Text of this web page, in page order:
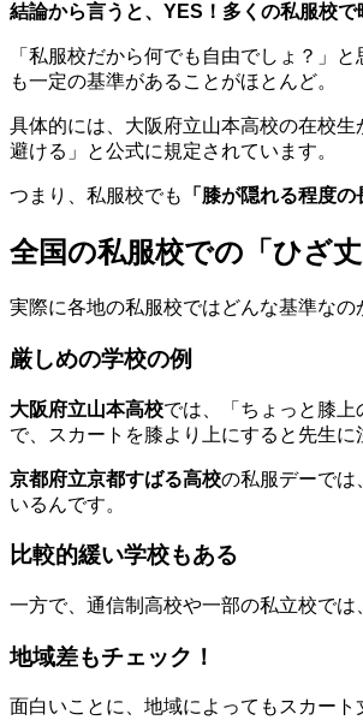
結論から言うと、YES！多くの私服校で
「私服校だから何でも自由でしょ？」
も一定の基準があることがほとんど。
具体的には、大阪府立山本高校の在校
避ける」と公式に規定されています。
つまり、私服校でも 「膝が隠れる程度の
全国の私服校での「ひざ
実際に各地の私服校ではどんな基準なの
厳しめの学校の例
大阪府立山本高校では、「ちょっと膝
で、スカートを膝より上にすると先生に
京都府立京都すばる高校の私服デーでは
いるんです。
比較的緩い学校もある
一方で、通信制高校や一部の私立校で
地域差もチェック！
面白いことに、地域によってもスカー